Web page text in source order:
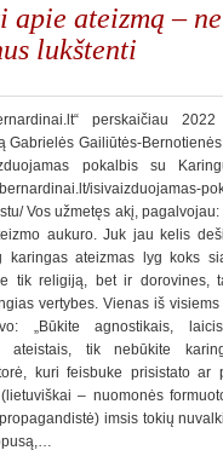
apie ateizmą – ne
lukštenti
perskaičiau
Gabrielės Gailiūtės-
pokalbis su
isivaizduojamas-
Vos užmetęs akį,
aukuro. Juk jau kelis
karingas ateizmas lyg koks
tik religiją, bet ir dorovines,
vertybes. Vienas iš
„Būkite agnostikais,
ateistais, tik nebūkite
kuri feisbuke prisistato ar
– nuomonės
imsis tokių